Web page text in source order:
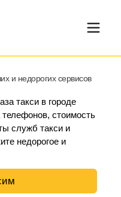
и недорогих сервисов
такси в городе
стоимость
служб такси и
недорогое и